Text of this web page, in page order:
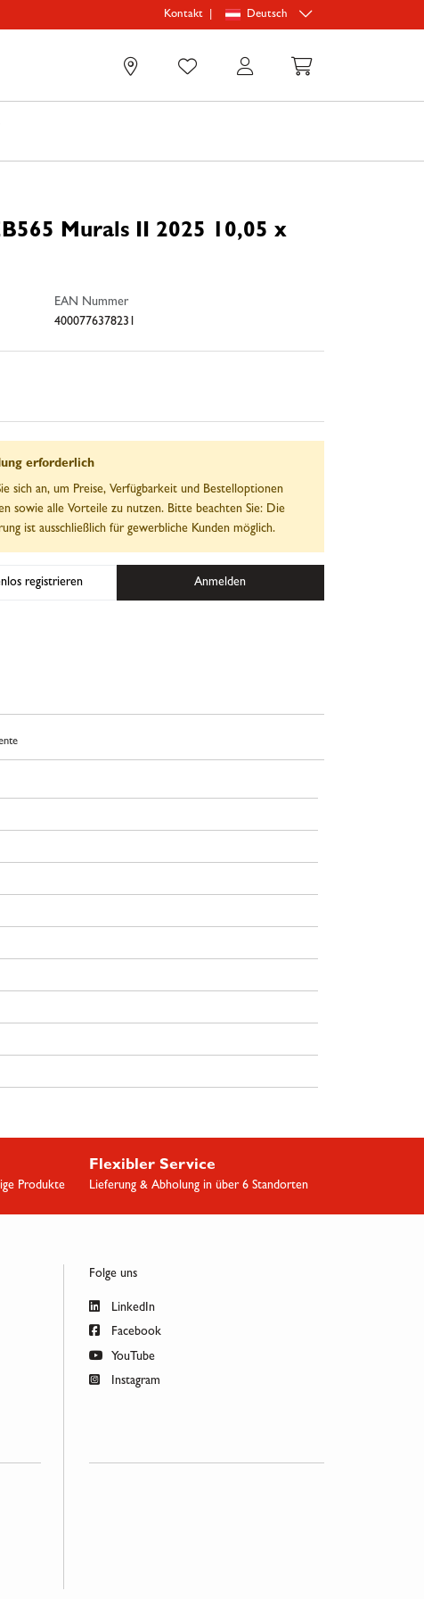
Kontakt Deutsch
Murals II 2025 10,05 x
EAN Nummer
4000776378231
erforderlich
sich an, um Preise, Verfügbarkeit und Bestelloptionen
sowie alle Vorteile zu nutzen. Bitte beachten Sie: Die
ist ausschließlich für gewerbliche Kunden möglich.
registrieren Anmelden
Produkte
Flexibler Service
Lieferung & Abholung in über 6 Standorten
Folge uns
LinkedIn
Facebook
YouTube
Instagram